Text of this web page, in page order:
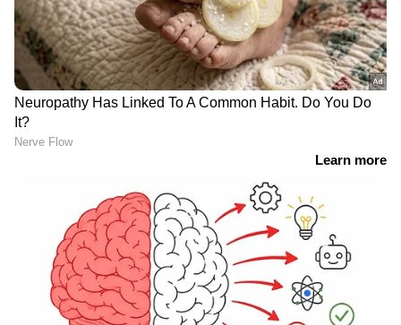
എന്റെ തീരുമാനമാണ് എന്റെ ജീവിതം എങ്ങനെ
മുന്നോട്ട് കൊണ്ട് പോവണമെന്ന്. അതിൽ വേറെ
ആർക്കും ഒരു അവകാശമില്ല. നമ്മൾ പ്ലാൻ
ചെയ്യുന്നത് പോലെ ലൈഫിൽ നടക്കില്ല. പ്ലാൻ
ചെയ്യുന്ന ആൾ മുകളിലുണ്ട്. നമ്മൾ നിന്ന്
കൊടുത്താൽ മതി രണ്ടാം വിവാഹം സംബന്ധിച്ച്
നിലപാടുകളാണ് യമുനയില്‍ നിന്നും
ബിഗ്ബോസ് മലയാളം സീസണ്‍ 6
പ്രതീക്ഷിക്കുന്നതും.
RECOMMENDED STORIES
ലാലേട്ടാ..ലല ലാ ലാ ലാ..; ബി​
ഗ് ബോസ് അനുമോളേ
'അനീഷേട്ടൻ
ട്രെൻഡിങ്ങായി,